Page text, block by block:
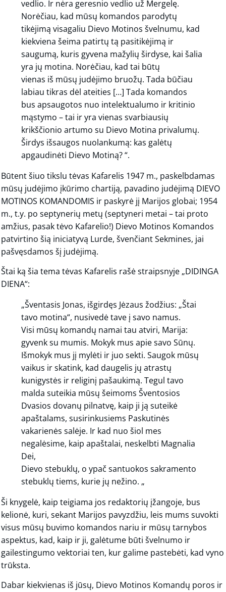
vedlio. Ir nėra geresnio vedlio už Mergelę.
Norėčiau, kad mūsų komandos parodytų
tikėjimą visagaliu Dievo Motinos švelnumu, kad
kiekviena šeima patirtų tą pasitikėjimą ir
saugumą, kuris gyvena mažylių širdyse, kai šalia
yra jų motina. Norėčiau, kad tai būtų
vienas iš mūsų judėjimo bruožų. Tada būčiau
labiau tikras dėl ateities […] Tada komandos
bus apsaugotos nuo intelektualumo ir kritinio
mąstymo – tai ir yra vienas svarbiausių
krikščionio artumo su Dievo Motina privalumų.
Širdys išsaugos nuolankumą: kas galėtų
apgaudinėti Dievo Motiną? “.
Būtent šiuo tikslu tėvas Kafarelis 1947 m., paskelbdamas
mūsų judėjimo įkūrimo chartiją, pavadino judėjimą DIEVO
MOTINOS KOMANDOMIS ir paskyrė jį Marijos globai; 1954
m., t.y. po septynerių metų (septyneri metai – tai proto
amžius, pasak tėvo Kafarelio!) Dievo Motinos Komandos
patvirtino šią iniciatyvą Lurde, švenčiant Sekmines, jai
pašvęsdamos šį judėjimą.
Štai ką šia tema tėvas Kafarelis rašė straipsnyje „DIDINGA
DIENA“:
„Šventasis Jonas, išgirdęs Jėzaus žodžius: „Štai
tavo motina“, nusivedė tave į savo namus.
Visi mūsų komandų namai tau atviri, Marija:
gyvenk su mumis. Mokyk mus apie savo Sūnų.
Išmokyk mus jį mylėti ir juo sekti. Saugok mūsų
vaikus ir skatink, kad daugelis jų atrastų
kunigystės ir religinį pašaukimą. Tegul tavo
malda suteikia mūsų šeimoms Šventosios
Dvasios dovanų pilnatvę, kaip ji ją suteikė
apaštalams, susirinkusiems Paskutinės
vakarienės salėje. Ir kad nuo šiol mes
negalėsime, kaip apaštalai, neskelbti Magnalia
Dei,
Dievo stebuklų, o ypač santuokos sakramento
stebuklų tiems, kurie jų nežino. „
Ši knygelė, kaip teigiama jos redaktorių įžangoje, bus
kelionė, kuri, sekant Marijos pavyzdžiu, leis mums suvokti
visus mūsų buvimo komandos nariu ir mūsų tarnybos
aspektus, kad, kaip ir ji, galėtume būti švelnumo ir
gailestingumo vektoriai ten, kur galime pastebėti, kad vyno
trūksta.
Dabar kiekvienas iš jūsų, Dievo Motinos Komandų poros ir